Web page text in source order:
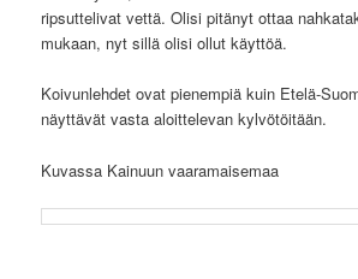
ripsuttelivat vettä. Olisi pitänyt ottaa
mukaan, nyt sillä olisi ollut käyttöä.
Koivunlehdet ovat pienempiä kuin Etelä-
näyttävät vasta aloittelevan kylvötöitään.
Kuvassa Kainuun vaaramaisemaa